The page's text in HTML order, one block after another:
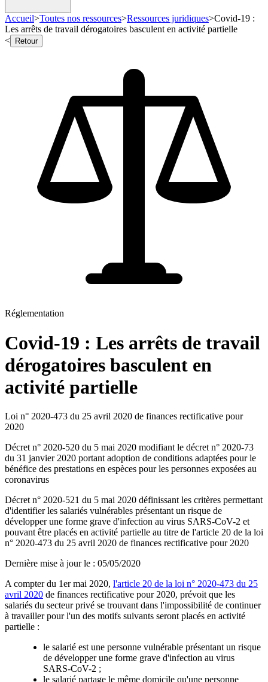
Accueil>Toutes nos ressources>Ressources juridiques>Covid-19 :
Les arrêts de travail dérogatoires basculent en activité partielle
<
Retour
Réglementation
Covid-19 : Les arrêts de travail
dérogatoires basculent en
activité partielle
Loi n° 2020-473 du 25 avril 2020 de finances rectificative pour
2020
Décret n° 2020-520 du 5 mai 2020 ​modifiant le décret n° 2020-73
du 31 janvier 2020 portant adoption de conditions adaptées pour le
bénéfice des prestations en espèces pour les personnes exposées au
coronavirus
Décret n° 2020-521 du 5 mai 2020 ​définissant les critères permettant
d'identifier les salariés vulnérables présentant un risque de
développer une forme grave d'infection au virus SARS-CoV-2 et
pouvant être placés en activité partielle au titre de l'article 20 de la loi
n° 2020-473 du 25 avril 2020 de finances rectificative pour 2020
Dernière mise à jour le : 05/05/2020
​A compter du 1er mai 2020, l'article 20 de la loi n° 2020-473 du 25
avril 2020 de finances rectificative pour 2020, prévoit que les
salariés du secteur privé se trouvant dans l'impossibilité de continuer
à travailler pour l'un des motifs suivants seront placés en activité
partielle :
le salarié est une personne vulnérable présentant un risque
de développer une forme grave d'infection au virus
SARS-CoV-2 ;
le salarié partage le même domicile qu'une personne